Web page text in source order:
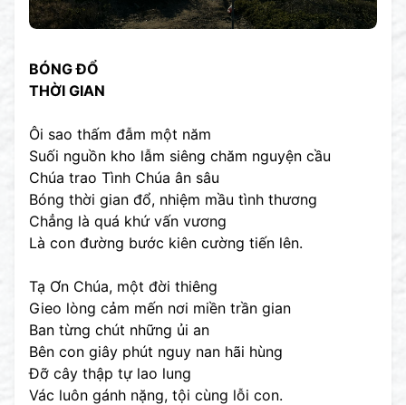
BÓNG ĐỔ
THỜI GIAN
Ôi sao thấm đẫm một năm
Suối nguồn kho lẫm siêng chăm nguyện cầu
Chúa trao Tình Chúa ân sâu
Bóng thời gian đổ, nhiệm mầu tình thương
Chẳng là quá khứ vấn vương
Là con đường bước kiên cường tiến lên.
Tạ Ơn Chúa, một đời thiêng
Gieo lòng cảm mến nơi miền trần gian
Ban từng chút những ủi an
Bên con giây phút nguy nan hãi hùng
Đỡ cây thập tự lao lung
Vác luôn gánh nặng, tội cùng lỗi con.